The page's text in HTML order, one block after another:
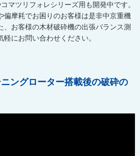
マツリフォレシリーズ用も開発中です。
偏摩耗でお困りのお客様は是非中京重機
、お客様の木材破砕機の出張バランス測
にお問い合わせください。
ニングローター搭載後の破砕の